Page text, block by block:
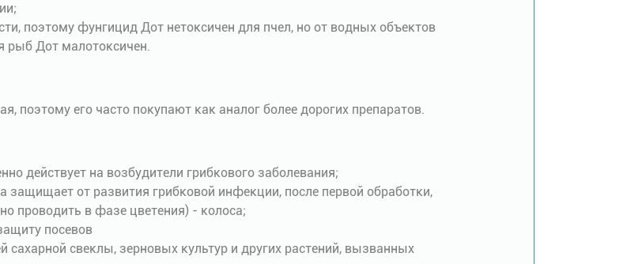
поэтому фунгицид Дот нетоксичен для пчел, но от водных объектов
рыб Дот малотоксичен.
поэтому его часто покупают как аналог более дорогих препаратов.
действует на возбудители грибкового заболевания;
от развития грибковой инфекции, после первой обработки,
проводить в фазе цветения) - колоса;
посевов
сахарной свеклы, зерновых культур и других растений, вызванных